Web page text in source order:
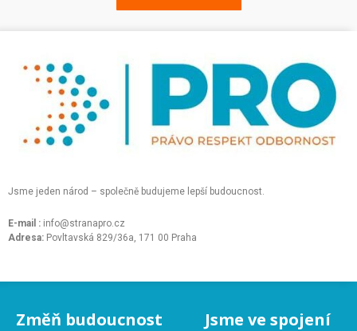
Jsme jeden národ – společně budujeme lepší budoucnost.
E-mail : info@stranapro.cz
Adresa: Povltavská 829/36a, 171 00 Praha
Změň budoucnost Jsme ve spojení